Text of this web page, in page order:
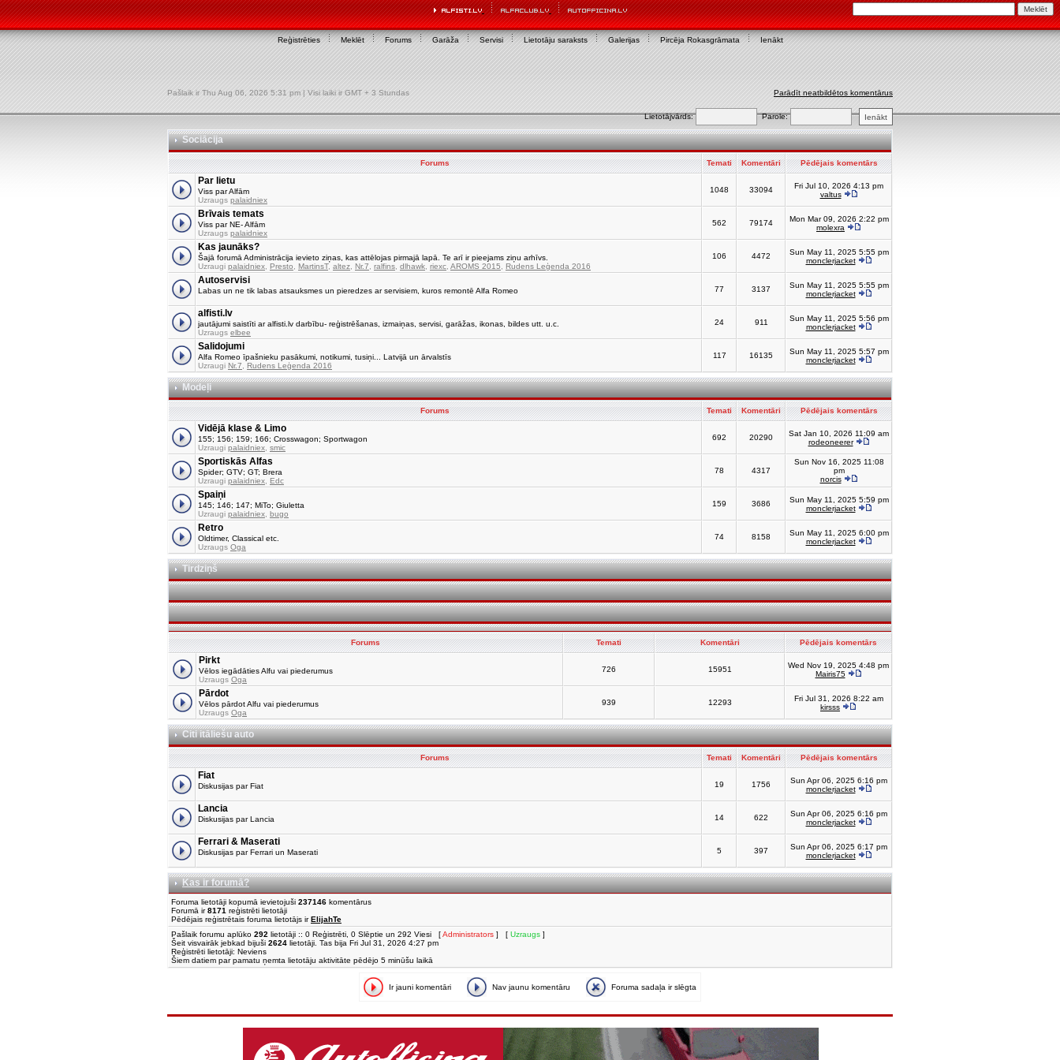
Reģistrēties Meklēt Forums Garāža Servisi Lietotāju saraksts Galerijas Pircēja Rokasgrāmata Ienākt
Pašlaik ir Thu Aug 06, 2026 5:31 pm | Visi laiki ir GMT + 3 Stundas Parādīt neatbildētos komentārus
Lietotājvārds: Parole:
Sociācija
Forums Temati Komentāri Pēdējais komentārs
Par lietu
Viss par Alfām
Uzraugs palaidniex
1048 33094
Fri Jul 10, 2026 4:13 pm
valtus
Brīvais temats
Viss par NE- Alfām
Uzraugs palaidniex
562 79174
Mon Mar 09, 2026 2:22 pm
molexra
Kas jaunāks?
Šajā forumā Administrācija ievieto ziņas, kas attēlojas pirmajā lapā. Te arī ir pieejams ziņu arhīvs.
Uzraugi palaidniex Presto MartinsT, altez Nr.7 ralfins dlhawk riexc AROMS 2015 Rudens Leģenda 2016
106 4472
Sun May 11, 2025 5:55 pm
monclerjacket
Autoservisi
Labas un ne tik labas atsauksmes un pieredzes ar servisiem, kuros remontē Alfa Romeo 77 3137
Sun May 11, 2025 5:55 pm
monclerjacket
alfisti.lv
jautājumi saistīti ar alfisti.lv darbību- reģistrēšanas, izmaiņas, servisi, garāžas, ikonas, bildes utt. u.c.
Uzraugs elbee
24 911
Sun May 11, 2025 5:56 pm
monclerjacket
Salidojumi
Alfa Romeo īpašnieku pasākumi, notikumi, tusiņi... Latvijā un ārvalstīs
Uzraugi Nr.7 Rudens Leģenda 2016
117 16135
Sun May 11, 2025 5:57 pm
monclerjacket
Modeļi
Forums Temati Komentāri Pēdējais komentārs
Vidējā klase & Limo
155; 156; 159; 166; Crosswagon; Sportwagon
Uzraugi palaidniex smic
692 20290
Sat Jan 10, 2026 11:09 am
rodeoneerer
Sportiskās Alfas
Spider; GTV; GT; Brera
Uzraugi palaidniex Edc
78 4317
Sun Nov 16, 2025 11:08
pm
norcis
Spaiņi
145; 146; 147; MiTo; Giuletta
Uzraugi palaidniex bugo
159 3686
Sun May 11, 2025 5:59 pm
monclerjacket
Retro
Oldtimer, Classical etc.
Uzraugs Oga
74 8158
Sun May 11, 2025 6:00 pm
monclerjacket
Tirdziņš
Forums Temati Komentāri Pēdējais komentārs
Pirkt
Vēlos iegādāties Alfu vai piederumus
Uzraugs Oga
726 15951
Wed Nov 19, 2025 4:48 pm
Mairis75
Pārdot
Vēlos pārdot Alfu vai piederumus
Uzraugs Oga
939 12293
Fri Jul 31, 2026 8:22 am
kirsss
Citi itāliešu auto
Forums Temati Komentāri Pēdējais komentārs
Fiat
Diskusijas par Fiat 19 1756
Sun Apr 06, 2025 6:16 pm
monclerjacket
Lancia
Diskusijas par Lancia 14 622
Sun Apr 06, 2025 6:16 pm
monclerjacket
Ferrari & Maserati
Diskusijas par Ferrari un Maserati 5 397
Sun Apr 06, 2025 6:17 pm
monclerjacket
Kas ir forumā?
Foruma lietotāji kopumā ievietojuši 237146 komentārus
Forumā ir8171 reģistrēti lietotāji
Pēdējais reģistrētais foruma lietotājs irElijahTe
Pašlaik forumu aplūko 292 lietotāji :: 0 Reģistrēti, 0 Slēptie un 292 Viesi [Administrators ] [ Uzraugs ]
Šeit visvairāk jebkad bijuši 2624 lietotāji. Tas bija Fri Jul 31, 2026 4:27 pm
Reģistrēti lietotāji: Neviens
Šiem datiem par pamatu ņemta lietotāju aktivitāte pēdējo 5 minūšu laikā
Ir jauni komentāri Nav jaunu komentāru Foruma sadaļa ir slēgta